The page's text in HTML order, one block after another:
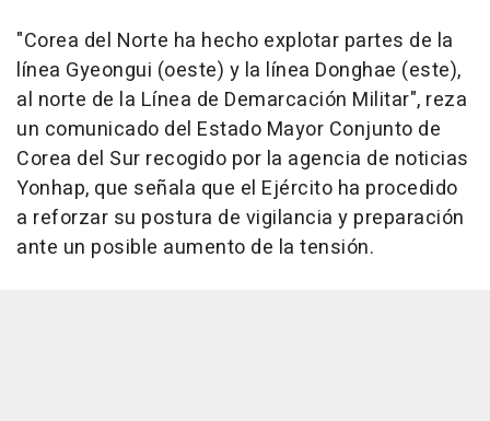
"Corea del Norte ha hecho explotar partes de la
línea Gyeongui (oeste) y la línea Donghae (este),
al norte de la Línea de Demarcación Militar", reza
un comunicado del Estado Mayor Conjunto de
Corea del Sur recogido por la agencia de noticias
Yonhap, que señala que el Ejército ha procedido
a reforzar su postura de vigilancia y preparación
ante un posible aumento de la tensión.